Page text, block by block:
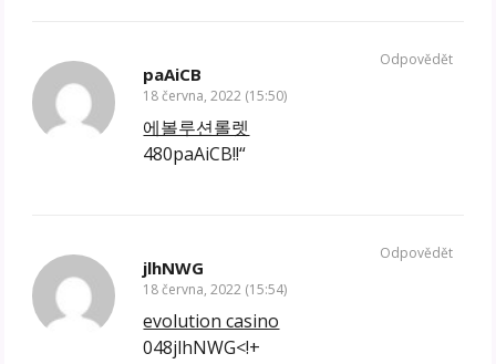
paAiCB
18 června, 2022 (15:50)
에볼루션롤렛
480paAiCB!!“
Odpovědět
jlhNWG
18 června, 2022 (15:54)
evolution casino
048jlhNWG<!+
Odpovědět